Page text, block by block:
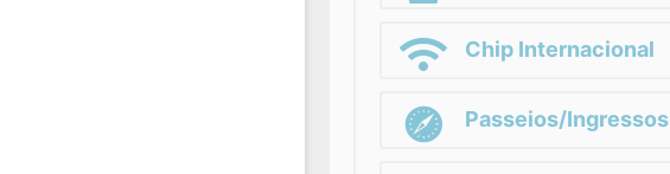
Chip Internacional
Passeios/Ingressos